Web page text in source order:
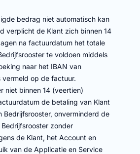
bedrag niet automatisch kan
verplicht de Klant zich binnen 14
na factuurdatum het totale
te voldoen middels
naar het IBAN van
vermeld op de factuur.
niet binnen 14 (veertien)
de betaling van Klant
Bedrijfsrooster, onverminderd de
zonder
de Klant, het Account en
van de Applicatie en Service